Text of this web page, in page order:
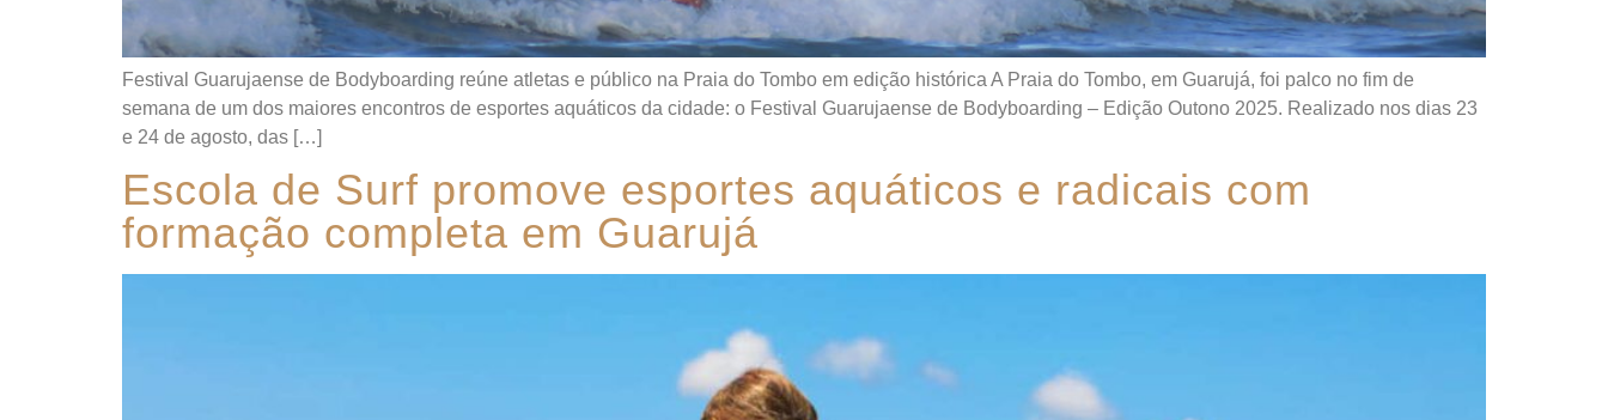
Festival Guarujaense de Bodyboarding reúne atletas e público na Praia do Tombo em edição histórica A Praia do Tombo, em Guarujá, foi palco no fim de
semana de um dos maiores encontros de esportes aquáticos da cidade: o Festival Guarujaense de Bodyboarding – Edição Outono 2025. Realizado nos dias 23
e 24 de agosto, das […]
Escola de Surf promove esportes aquáticos e radicais com
formação completa em Guarujá